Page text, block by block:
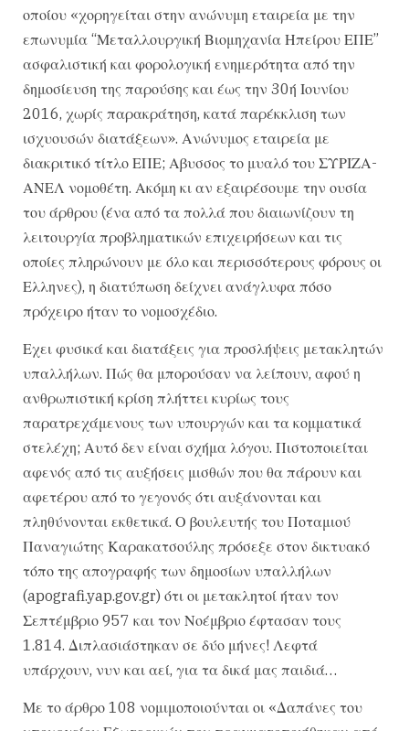
οποίου «χορηγείται στην ανώνυμη εταιρεία με την
επωνυμία “Μεταλλουργική Βιομηχανία Ηπείρου ΕΠΕ”
ασφαλιστική και φορολογική ενημερότητα από την
δημοσίευση της παρούσης και έως την 30ή Ιουνίου
2016, χωρίς παρακράτηση, κατά παρέκκλιση των
ισχυουσών διατάξεων». Ανώνυμος εταιρεία με
διακριτικό τίτλο ΕΠΕ; Αβυσσος το μυαλό του ΣΥΡΙΖΑ-
ΑΝΕΛ νομοθέτη. Ακόμη κι αν εξαιρέσουμε την ουσία
του άρθρου (ένα από τα πολλά που διαιωνίζουν τη
λειτουργία προβληματικών επιχειρήσεων και τις
οποίες πληρώνουν με όλο και περισσότερους φόρους οι
Ελληνες), η διατύπωση δείχνει ανάγλυφα πόσο
πρόχειρο ήταν το νομοσχέδιο.
Εχει φυσικά και διατάξεις για προσλήψεις μετακλητών
υπαλλήλων. Πώς θα μπορούσαν να λείπουν, αφού η
ανθρωπιστική κρίση πλήττει κυρίως τους
παρατρεχάμενους των υπουργών και τα κομματικά
στελέχη; Αυτό δεν είναι σχήμα λόγου. Πιστοποιείται
αφενός από τις αυξήσεις μισθών που θα πάρουν και
αφετέρου από το γεγονός ότι αυξάνονται και
πληθύνονται εκθετικά. Ο βουλευτής του Ποταμιού
Παναγιώτης Καρακατσούλης πρόσεξε στον δικτυακό
τόπο της απογραφής των δημοσίων υπαλλήλων
(apografi.yap.gov.gr) ότι οι μετακλητοί ήταν τον
Σεπτέμβριο 957 και τον Νοέμβριο έφτασαν τους
1.814. Διπλασιάστηκαν σε δύο μήνες! Λεφτά
υπάρχουν, νυν και αεί, για τα δικά μας παιδιά…
Με το άρθρο 108 νομιμοποιούνται οι «Δαπάνες του